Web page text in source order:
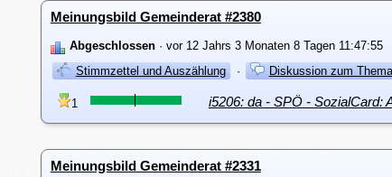
Meinungsbild Gemeinderat #2380
Abgeschlossen· vor 12 Jahrs 3 Monaten 8 Tagen 11:47:55
Stimmzettel und Auszählung
· Diskussion zum Thema
1 i5206: da - SPÖ - SozialCard:
Meinungsbild Gemeinderat #2331